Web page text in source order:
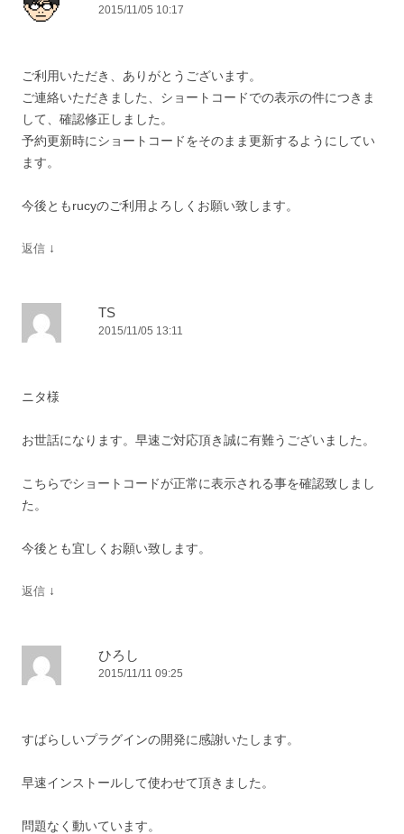
2015/11/05 10:17
ご利用いただき、ありがとうございます。
ご連絡いただきました、ショートコードでの表示の件につきま
して、確認修正しました。
予約更新時にショートコードをそのまま更新するようにしてい
ます。
今後ともrucyのご利用よろしくお願い致します。
返信 ↓
TS
2015/11/05 13:11
ニタ様
お世話になります。早速ご対応頂き誠に有難うございました。
こちらでショートコードが正常に表示される事を確認致しまし
た。
今後とも宜しくお願い致します。
返信 ↓
ひろし
2015/11/11 09:25
すばらしいプラグインの開発に感謝いたします。
早速インストールして使わせて頂きました。
問題なく動いています。